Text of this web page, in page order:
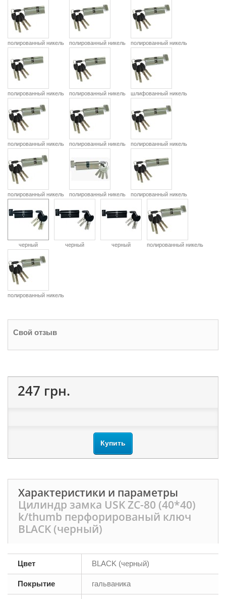
полированный никель полированный никель полированный никель
полированный никель полированный никель шлифованный никель
полированный никель полированный никель полированный никель
полированный никель полированный никель полированный никель
черный черный черный полированный никель
полированный никель
Свой отзыв
247 грн.
Купить
Характеристики и параметры
Цилиндр замка USK ZC-80 (40*40)
k/thumb перфорированый ключ
BLACK (черный)
Цвет BLACK (черный)
Покрытие гальваника